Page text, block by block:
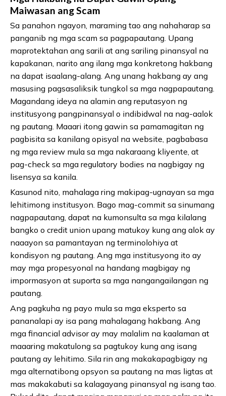
Maiwasan ang Scam
Sa panahon ngayon, maraming tao ang nahaharap sa
panganib ng mga scam sa pagpapautang. Upang
maprotektahan ang sarili at ang sariling pinansyal na
kapakanan, narito ang ilang mga konkretong hakbang
na dapat isaalang-alang. Ang unang hakbang ay ang
masusing pagsasaliksik tungkol sa mga nagpapautang.
Magandang ideya na alamin ang reputasyon ng
institusyong pangpinansyal o indibidwal na nag-aalok
ng pautang. Maaari itong gawin sa pamamagitan ng
pagbisita sa kanilang opisyal na website, pagbabasa
ng mga review mula sa mga nakaraang kliyente, at
pag-check sa mga regulatory bodies na nagbigay ng
lisensya sa kanila.
Kasunod nito, mahalaga ring makipag-ugnayan sa mga
lehitimong institusyon. Bago mag-commit sa sinumang
nagpapautang, dapat na kumonsulta sa mga kilalang
bangko o credit union upang matukoy kung ang alok ay
naaayon sa pamantayan ng terminolohiya at
kondisyon ng pautang. Ang mga institusyong ito ay
may mga propesyonal na handang magbigay ng
impormasyon at suporta sa mga nangangailangan ng
pautang.
Ang pagkuha ng payo mula sa mga eksperto sa
pananalapi ay isa pang mahalagang hakbang. Ang
mga financial advisor ay may malalim na kaalaman at
maaaring makatulong sa pagtukoy kung ang isang
pautang ay lehitimo. Sila rin ang makakapagbigay ng
mga alternatibong opsyon sa pautang na mas ligtas at
mas makakabuti sa kalagayang pinansyal ng isang tao.